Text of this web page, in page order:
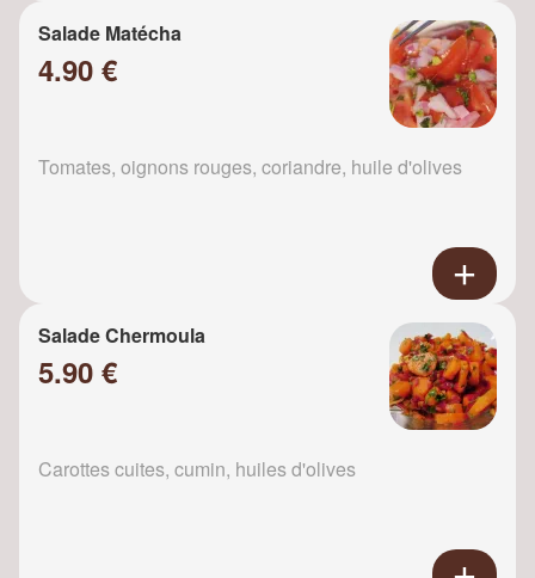
Salade Matécha
4.90 €
Tomates, oignons rouges, coriandre, huile d'olives
Salade Chermoula
5.90 €
Carottes cuites, cumin, huiles d'olives